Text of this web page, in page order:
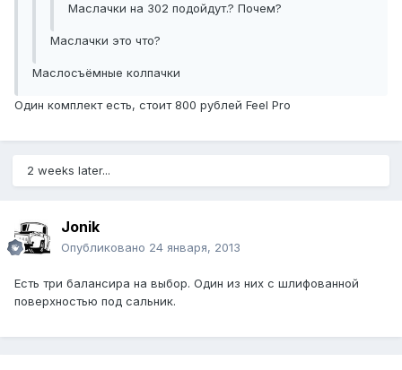
Маслачки на 302 подойдут.? Почем?
Маслачки это что?
Маслосъёмные колпачки
Один комплект есть, стоит 800 рублей Feel Pro
2 weeks later...
Jonik
Опубликовано 24 января, 2013
Есть три балансира на выбор. Один из них с шлифованной
поверхностью под сальник.